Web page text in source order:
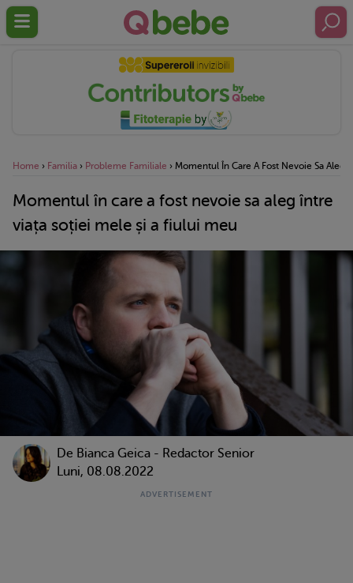
Home › Familia › Probleme Familiale › Momentul În Care A Fost Nevoie Sa Aleg
Momentul în care a fost nevoie sa aleg între
viața soției mele și a fiului meu
De Bianca Geica - Redactor Senior
Luni, 08.08.2022